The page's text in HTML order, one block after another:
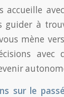
accueille
à
mène
avec
sur le